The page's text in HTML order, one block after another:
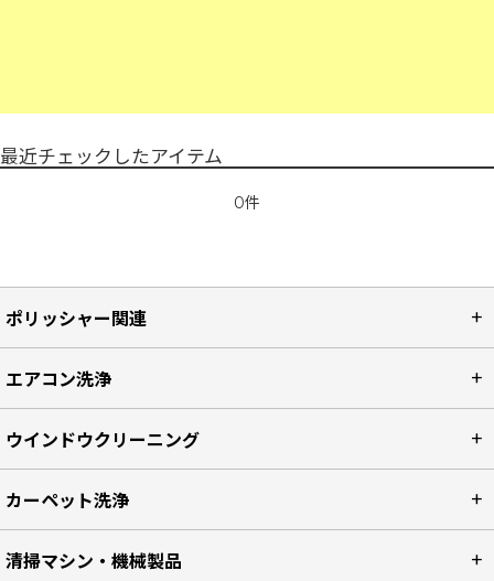
最近チェックしたアイテム
0件
ポリッシャー関連
エアコン洗浄
ウインドウクリーニング
カーペット洗浄
清掃マシン・機械製品